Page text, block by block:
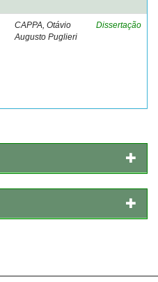
CAPPA, Otávio
Augusto Puglieri
Dissertação